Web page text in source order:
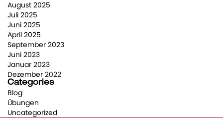
August 2025
Juli 2025
Juni 2025
April 2025
September 2023
Juni 2023
Januar 2023
Dezember 2022
Categories
Blog
Übungen
Uncategorized